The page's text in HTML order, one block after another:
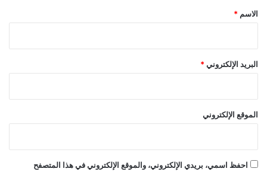
*
الاسم *
البريد الإلكتروني *
الموقع الإلكتروني
احفظ اسمي، بريدي الإلكتروني، والموقع الإلكتروني في هذا المتصفح